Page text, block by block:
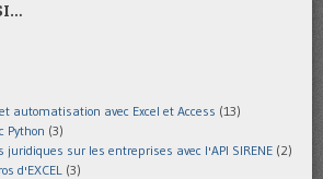
automatisation avec Excel et Access (13)
Python (3)
juridiques sur les entreprises avec l'API SIRENE (2)
d'EXCEL (3)